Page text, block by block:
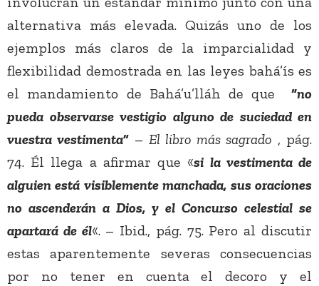
alternativa más elevada. Quizás uno de los
ejemplos más claros de la imparcialidad y
flexibilidad demostrada en las leyes bahá’ís es
el mandamiento de Bahá’u’lláh de que “no
pueda observarse vestigio alguno de suciedad en
vuestra vestimenta” – El libro más sagrado , pág.
74. Él llega a afirmar que «si la vestimenta de
alguien está visiblemente manchada, sus oraciones
no ascenderán a Dios, y el Concurso celestial se
apartará de él«. – Ibid., pág. 75. Pero al discutir
estas aparentemente severas consecuencias
por no tener en cuenta el decoro y el